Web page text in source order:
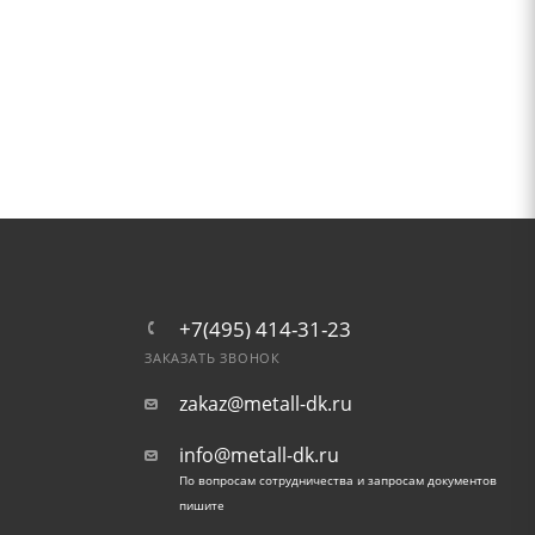
+7(495) 414-31-23
ЗАКАЗАТЬ ЗВОНОК
zakaz@metall-dk.ru
info@metall-dk.ru
По вопросам сотрудничества и запросам документов
пишите